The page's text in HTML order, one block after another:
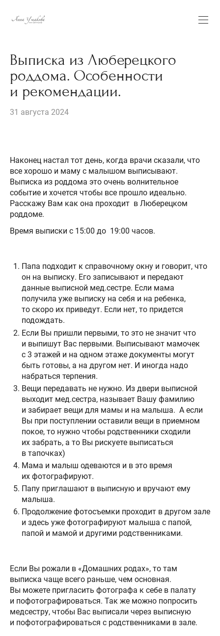
Выписка из Люберецкого
роддома. Особенности
и рекомендации.
31 августа 2024
Наконец настал тот день, когда врачи сказали, что
все хорошо и маму с малышом выписывают.
Выписка из роддома это очень волнительное
событие и хочется чтобы все прошло идеально.
Расскажу Вам как она проходит в Люберецком
роддоме.
Время выписки с 15:00 до 19:00 часов.
Папа подходит к справочному окну и говорит, что
он на выписку. Его записывают и передают
данные выписной мед.сестре. Если мама
получила уже выписку на себя и на ребенка,
то скоро их приведут. Если нет, то придется
подождать.
Если Вы пришли первыми, то это не значит что
и выпишут Вас первыми. Выписывают мамочек
с 3 этажей и на одном этаже документы могут
быть готовы, а на другом нет. И иногда надо
набраться терпения.
Вещи передавать не нужно. Из двери выписной
выходит мед.сестра, называет Вашу фамилию
и забирает вещи для мамы и на малыша. А если
Вы при поступлении оставили вещи в приемном
покое, то нужно чтобы родственники сходили
их забрать, а то Вы рискуете выписаться
в тапочках)
Мама и малыш одеваются и в это время
их фотографируют.
Папу приглашают в выписную и вручают ему
малыша.
Продолжение фотосъемки проходит в другом зале
и здесь уже фотографируют малыша с папой,
папой и мамой и другими родственниками.
Если Вы рожали в «Домашних родах», то там
выписка чаще всего раньше, чем основная.
Вы можете пригласить фотографа к себе в палату
и пофотографироваться. Так же можно попросить
медсестру, чтобы Вас выписали через выписную
и пофотографироваться с родственниками в зале.